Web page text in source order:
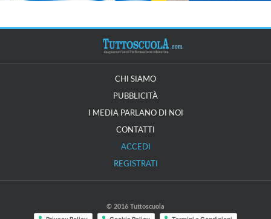
CHI SIAMO
PUBBLICITÀ
I MEDIA PARLANO DI NOI
CONTATTI
ACCEDI
REGISTRATI
© 2016 Tuttoscuola